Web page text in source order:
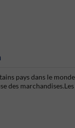
pays dans le
des